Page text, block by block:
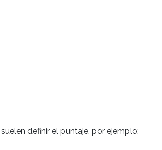
definir el puntaje, por ejemplo: